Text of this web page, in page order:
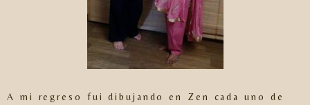
A mi regreso fui dibujando en Zen cada uno de